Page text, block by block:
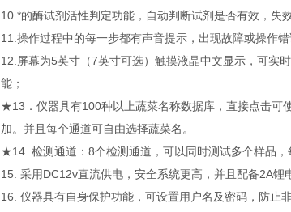
10.*的酶试剂活性判定功能，自动判断试剂是否有效，失
11.操作过程中的每一步都有声音提示，出现故障或操作
12.屏幕为5英寸（7英寸可选）触摸液晶中文显示，可实
能；
★13．仪器具有100种以上蔬菜名称数据库，直接点击可
加。并且每个通道可自由选择蔬菜名。
★14. 检测通道：8个检测通道，可以同时测试多个样品，
15. 采用DC12v直流供电，安全系统更高，并且配备2A锂
16. 仪器具有自身保护功能，可设置用户名及密码，防止